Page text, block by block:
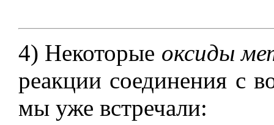
4) Некоторые оксиды
реакции соединения с
мы уже встречали: